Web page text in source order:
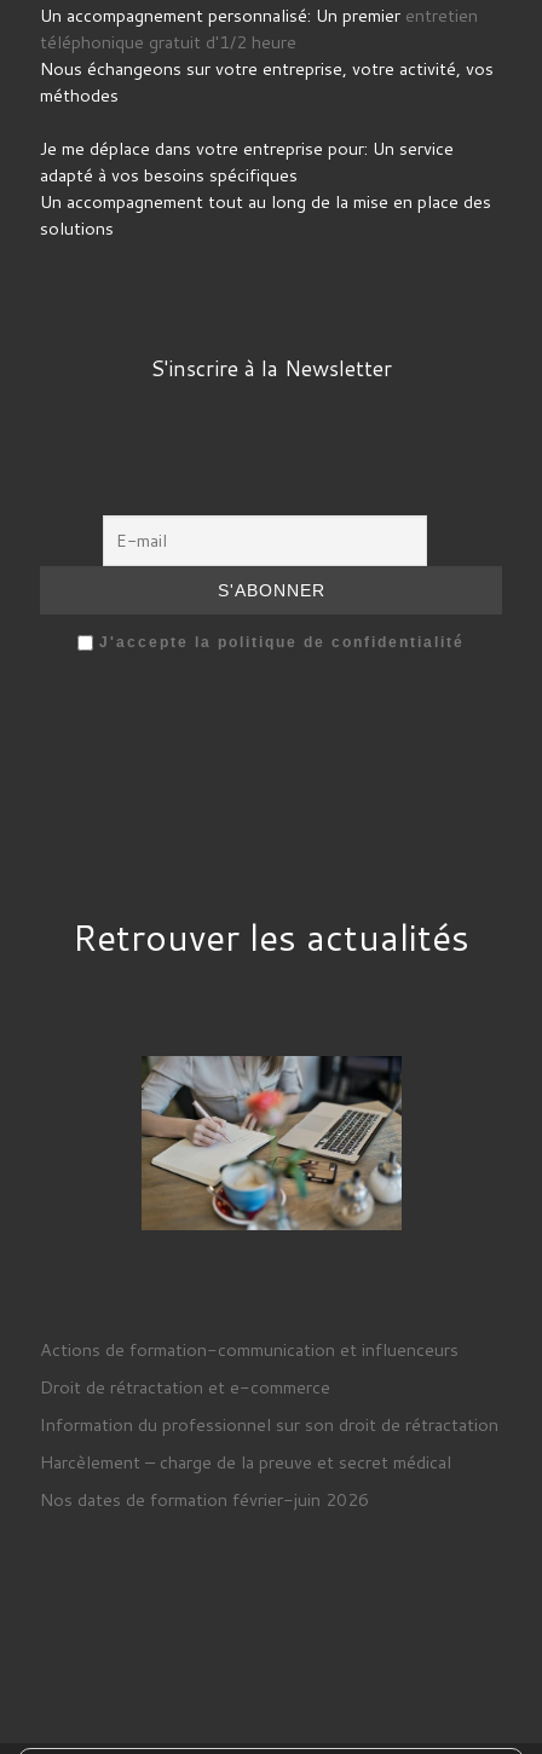
Un accompagnement personnalisé: Un premier entretien
téléphonique gratuit d'1/2 heure
Nous échangeons sur votre entreprise, votre activité, vos
méthodes
Je me déplace dans votre entreprise pour: Un service
adapté à vos besoins spécifiques
Un accompagnement tout au long de la mise en place des
solutions
S'inscrire à la Newsletter
J'accepte la politique de confidentialité
Retrouver les actualités
Actions de formation-communication et influenceurs
Droit de rétractation et e-commerce
Information du professionnel sur son droit de rétractation
Harcèlement – charge de la preuve et secret médical
Nos dates de formation février-juin 2026